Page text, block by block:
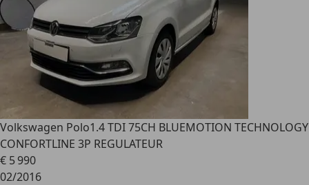
Volkswagen Polo1.4 TDI 75CH BLUEMOTION TECHNOLOGY
CONFORTLINE 3P REGULATEUR
€ 5 990
02/2016